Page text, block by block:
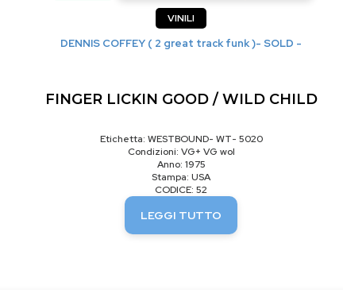
VINILI
DENNIS COFFEY ( 2 great track funk )- SOLD -
FINGER LICKIN GOOD / WILD CHILD
Etichetta: WESTBOUND- WT- 5020
Condizioni: VG+ VG wol
Anno: 1975
Stampa: USA
CODICE: 52
LEGGI TUTTO